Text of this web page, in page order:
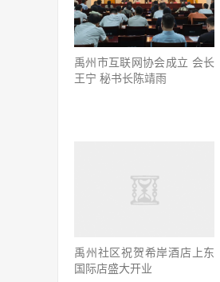
禹州市互联网协会成立 会长
王宁 秘书长陈靖雨
禹州社区祝贺希岸酒店上东
国际店盛大开业